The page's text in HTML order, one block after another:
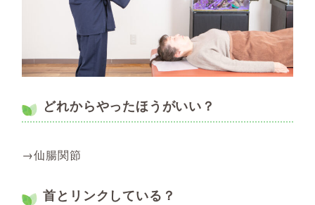
どれからやったほうがいい？
→仙腸関節
首とリンクしている？